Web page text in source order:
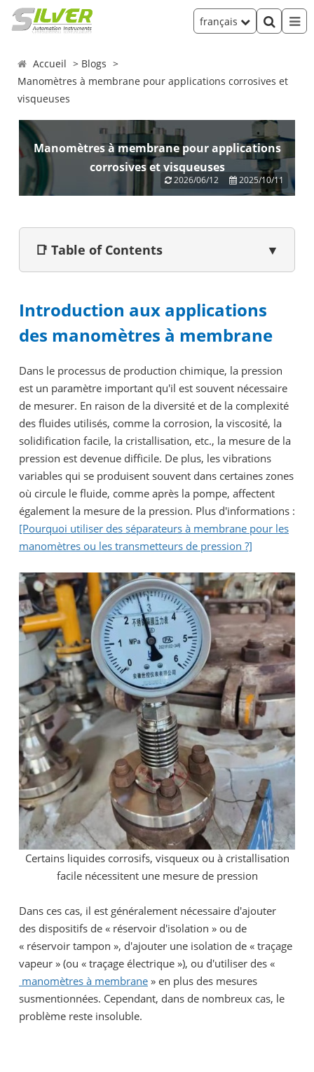
français
Accueil
Blogs
Manomètres à membrane pour applications corrosives et
visqueuses
Manomètres à membrane pour applications
corrosives et visqueuses
2026/06/12 2025/10/11
📑 Table of Contents ▼
Introduction aux applications
des manomètres à membrane
Dans le processus de production chimique, la pression
est un paramètre important qu'il est souvent nécessaire
de mesurer. En raison de la diversité et de la complexité
des fluides utilisés, comme la corrosion, la viscosité, la
solidification facile, la cristallisation, etc., la mesure de la
pression est devenue difficile. De plus, les vibrations
variables qui se produisent souvent dans certaines zones
où circule le fluide, comme après la pompe, affectent
également la mesure de la pression. Plus d'informations :
[Pourquoi utiliser des séparateurs à membrane pour les
manomètres ou les transmetteurs de pression ?]
Certains liquides corrosifs, visqueux ou à cristallisation
facile nécessitent une mesure de pression
Dans ces cas, il est généralement nécessaire d'ajouter
des dispositifs de « réservoir d'isolation » ou de
« réservoir tampon », d'ajouter une isolation de « traçage
vapeur » (ou « traçage électrique »), ou d'utiliser des «
manomètres à membrane » en plus des mesures
susmentionnées. Cependant, dans de nombreux cas, le
problème reste insoluble.